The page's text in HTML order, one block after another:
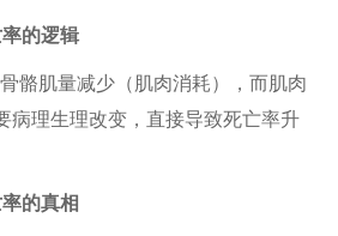
的逻辑
骼肌量减少（肌肉消耗），而肌肉
病理生理改变，直接导致死亡率升
的真相